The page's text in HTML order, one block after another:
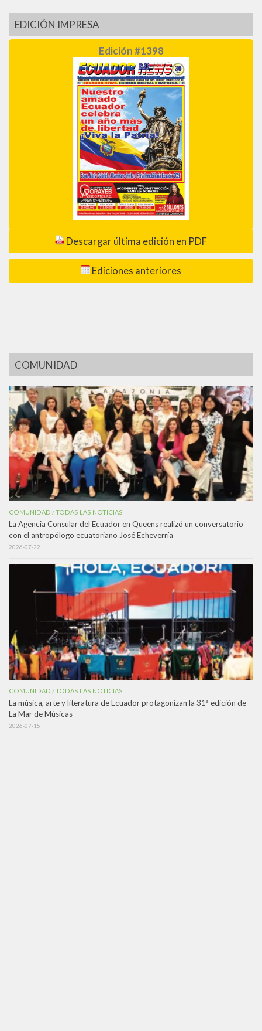
EDICIÓN IMPRESA
Edición #1398
Descargar última edición en PDF
Ediciones anteriores
COMUNIDAD
COMUNIDAD /TODAS LAS NOTICIAS
La Agencia Consular del Ecuador en Queens realizó un conversatorio
con el antropólogo ecuatoriano José Echeverría
2026-07-22
COMUNIDAD /TODAS LAS NOTICIAS
La música, arte y literatura de Ecuador protagonizan la 31ª edición de
La Mar de Músicas
2026-07-15